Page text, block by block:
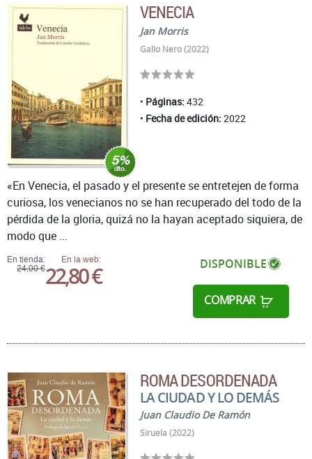
VENECIA
Jan Morris
Gallo Nero (2022)
Páginas: 432
Fecha de edición: 2022
En tienda:
24,00 €
En la web:
22,80 € DISPONIBLE
COMPRAR
«En Venecia, el pasado y el presente se entretejen de forma
curiosa, los venecianos no se han recuperado del todo de la
pérdida de la gloria, quizá no la hayan aceptado siquiera, de
modo que ...
ROMA DESORDENADA
LA CIUDAD Y LO DEMÁS
Juan Claudio De Ramón
Siruela (2022)